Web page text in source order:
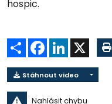
hospic.
Sdílet Facebook
LinkedIn
Stáhnout video
Nahlásit chybu